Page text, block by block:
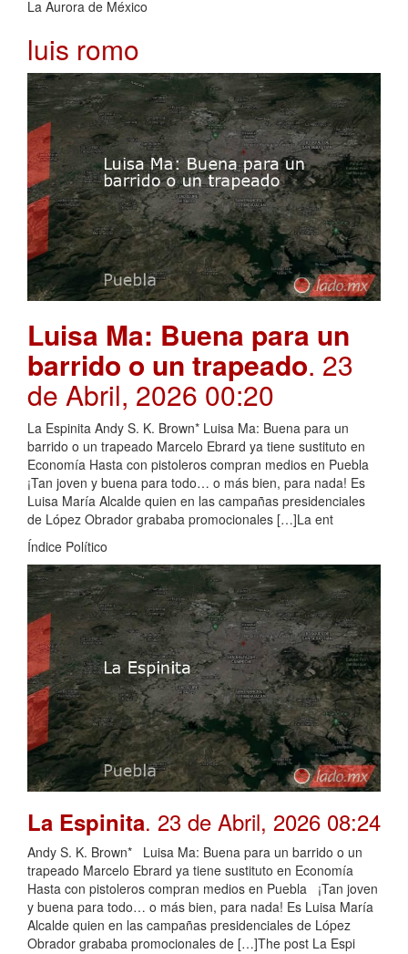
La Aurora de México
luis romo
Luisa Ma: Buena para un
barrido o un trapeado. 23
de Abril, 2026 00:20
La Espinita Andy S. K. Brown* Luisa Ma: Buena para un
barrido o un trapeado Marcelo Ebrard ya tiene sustituto en
Economía Hasta con pistoleros compran medios en Puebla
¡Tan joven y buena para todo… o más bien, para nada! Es
Luisa María Alcalde quien en las campañas presidenciales
de López Obrador grababa promocionales […]La ent
Índice Político
La Espinita. 23 de Abril, 2026 08:24
Andy S. K. Brown* Luisa Ma: Buena para un barrido o un
trapeado Marcelo Ebrard ya tiene sustituto en Economía
Hasta con pistoleros compran medios en Puebla ¡Tan joven
y buena para todo… o más bien, para nada! Es Luisa María
Alcalde quien en las campañas presidenciales de López
Obrador grababa promocionales de […]The post La Espi